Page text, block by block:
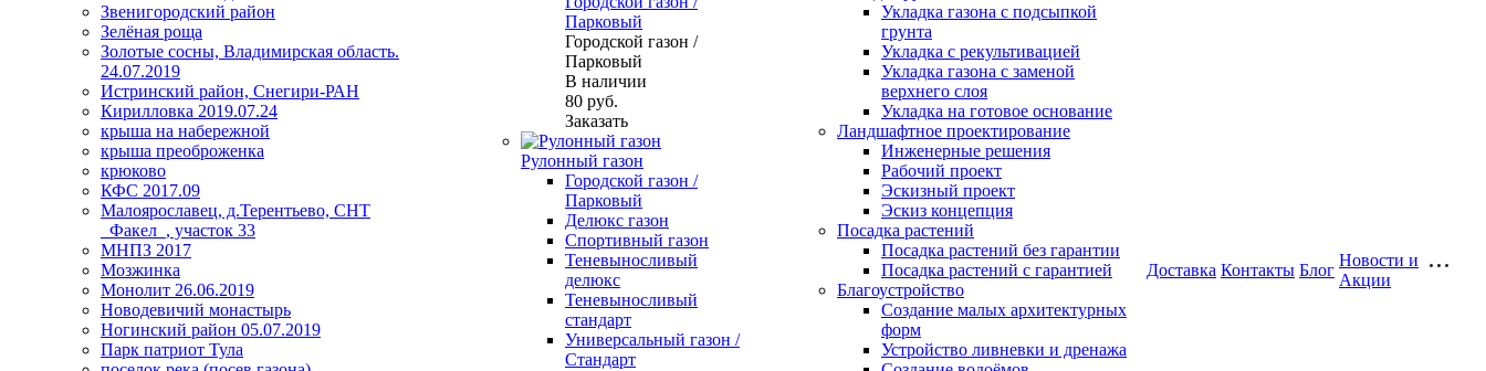
Звенигородский район
Зелёная роща
Золотые сосны, Владимирская область.
24.07.2019
Истринский район, Снегири-РАН
Кирилловка 2019.07.24
крыша на набережной
крыша преоброженка
крюково
КФС 2017.09
Малоярославец, д.Терентьево, СНТ
_Факел_, участок 33
МНПЗ 2017
Мозжинка
Монолит 26.06.2019
Новодевичий монастырь
Ногинский район 05.07.2019
Парк патриот Тула
Парковый
Городской газон /
Парковый
В наличии
80 руб.
Заказать
Рулонный газон
Городской газон /
Парковый
Делюкс газон
Спортивный газон
Теневыносливый
делюкс
Теневыносливый
стандарт
Универсальный газон /
Стандарт
Укладка газона с подсыпкой
грунта
Укладка с рекультивацией
Укладка газона с заменой
верхнего слоя
Укладка на готовое основание
Ландшафтное проектирование
Инженерные решения
Рабочий проект
Эскизный проект
Эскиз концепция
Посадка растений
Посадка растений без гарантии
Посадка растений с гарантией
Благоустройство
Создание малых архитектурных
форм
Устройство ливневки и дренажа
Доставка Контакты Блог
Новости и
Акции